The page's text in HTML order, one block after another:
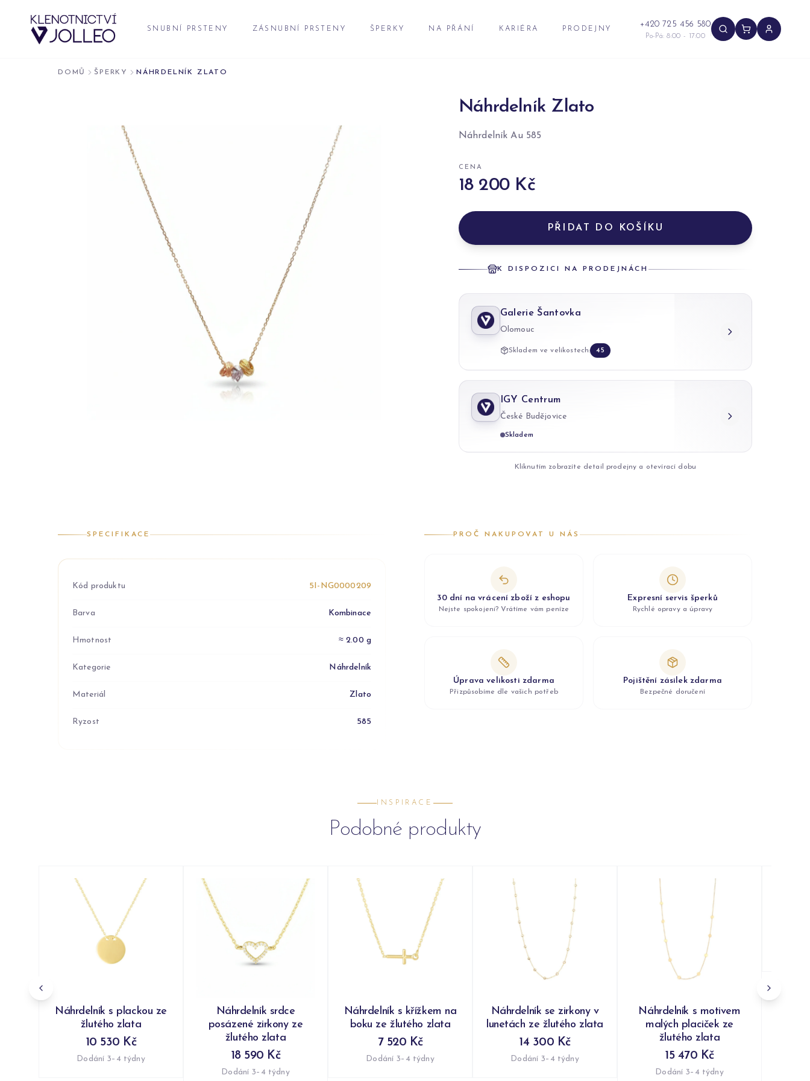
SNUBNÍ PRSTENY ZÁSNUBNÍ PRSTENY ŠPERKY NA PŘÁNÍ KARIÉRA PRODEJNY +420 725 456 580
Po-Pá: 8:00 - 17:00
DOMŮ ŠPERKY NÁHRDELNÍK ZLATO
Náhrdelník Zlato
Náhrdelník Au 585
CENA
18 200 Kč
PŘIDAT DO KOŠÍKU
K DISPOZICI NA PRODEJNÁCH
Galerie Šantovka
Olomouc
Skladem ve velikostech: 45
IGY Centrum
České Budějovice
Skladem
Kliknutím zobrazíte detail prodejny a otevírací dobu
SPECIFIKACE
Kód produktu 5I-NG0000209
Barva Kombinace
Hmotnost ≈ 2.00 g
Kategorie Náhrdelník
Materiál Zlato
Ryzost 585
PROČ NAKUPOVAT U NÁS
30 dní na vrácení zboží z eshopu
Nejste spokojeni? Vrátíme vám peníze
Expresní servis šperků
Rychlé opravy a úpravy
Úprava velikosti zdarma
Přizpůsobíme dle vašich potřeb
Pojištění zásilek zdarma
Bezpečné doručení
INSPIRACE
Podobné produkty
Náhrdelník s plackou ze
žlutého zlata
10 530 Kč
Dodání 3–4 týdny
Náhrdelník srdce
posázené zirkony ze
žlutého zlata
18 590 Kč
Dodání 3–4 týdny
Náhrdelník s křížkem na
boku ze žlutého zlata
7 520 Kč
Dodání 3–4 týdny
Náhrdelník se zirkony v
lunetách ze žlutého zlata
14 300 Kč
Dodání 3–4 týdny
Náhrdelník s motivem
malých placiček ze
žlutého zlata
15 470 Kč
Dodání 3–4 týdny